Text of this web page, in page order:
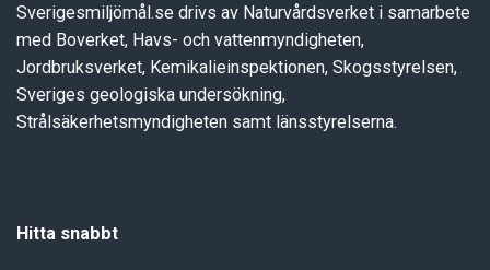
Sverigesmiljömål.se drivs av Naturvårdsverket i samarbete
med Boverket, Havs- och vattenmyndigheten,
Jordbruksverket, Kemikalieinspektionen, Skogsstyrelsen,
Sveriges geologiska undersökning,
Strålsäkerhetsmyndigheten samt länsstyrelserna.
Hitta snabbt